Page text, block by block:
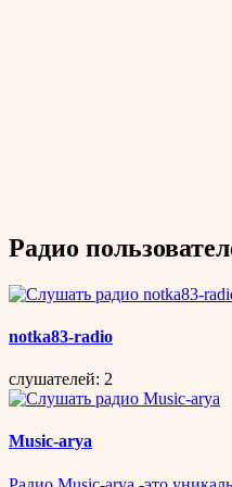
Радио
notka83-radio
слушателей: 2
Music-arya